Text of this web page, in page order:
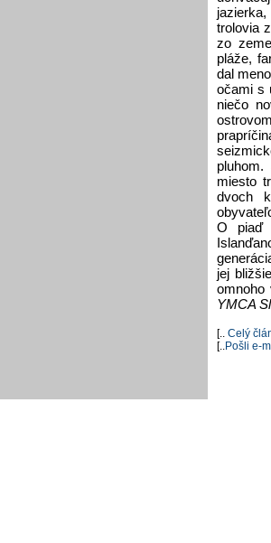
trolovia
zo
pláže,
dal
očami s
niečo
miesto
dvoch
O piaď
jej
YMCA
[.. Celý
[.. Pošli e-